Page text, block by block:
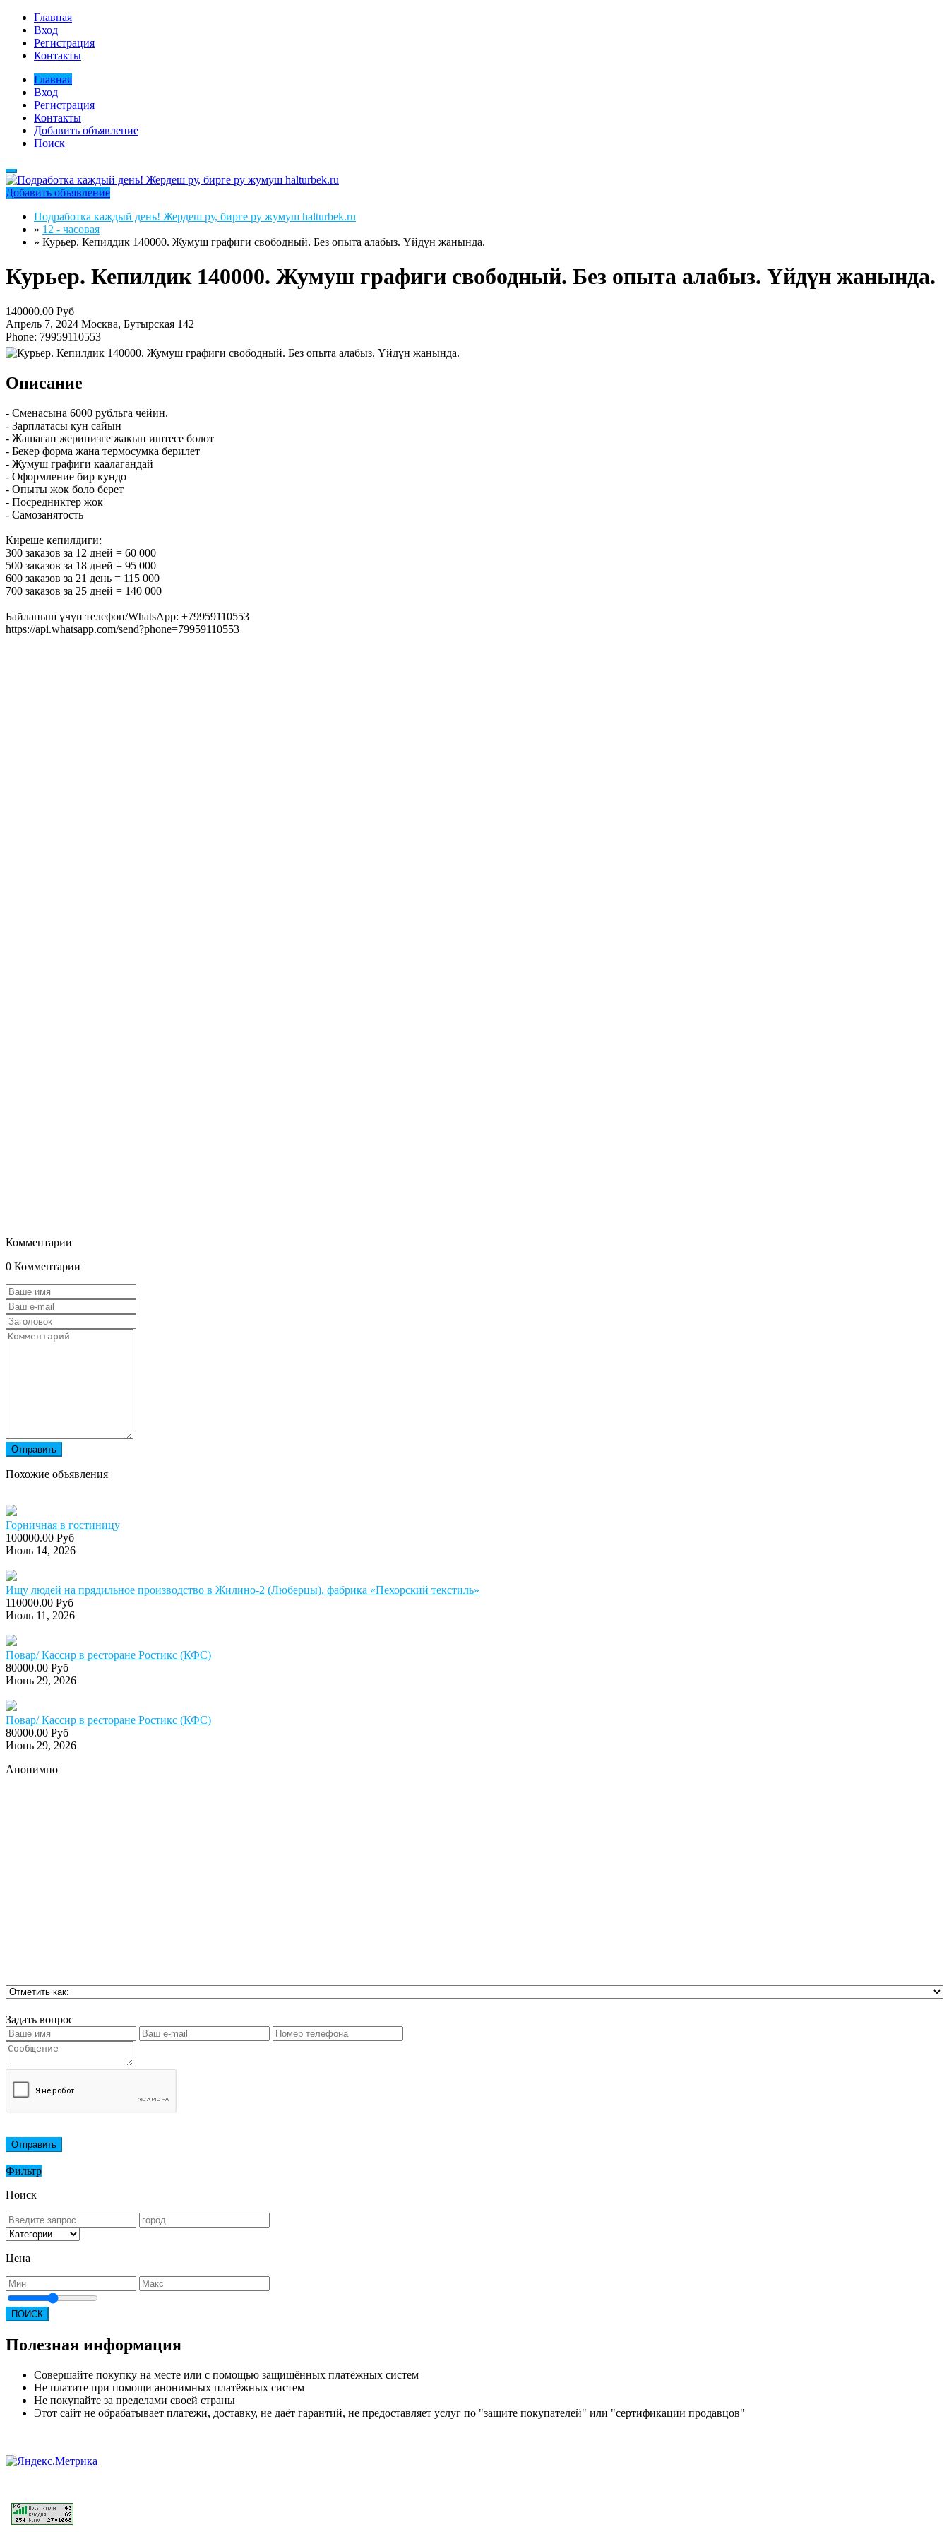
Главная
Вход
Регистрация
Контакты
Главная
Вход
Регистрация
Контакты
Добавить объявление
Поиск
Добавить объявление
Подработка каждый день! Жердеш ру, бирге ру жумуш halturbek.ru
» 12 - часовая
» Курьер. Кепилдик 140000. Жумуш графиги свободный. Без опыта алабыз. Үйдүн жанында.
Курьер. Кепилдик 140000. Жумуш графиги свободный. Без опыта алабыз. Үйдүн жанында.
140000.00 Руб
Апрель 7, 2024 Москва, Бутырская 142
Phone: 79959110553
Описание
- Сменасына 6000 рубльга чейин.
- Зарплатасы кун сайын
- Жашаган жеринизге жакын иштесе болот
- Бекер форма жана термосумка берилет
- Жумуш графиги каалагандай
- Оформление бир кундо
- Опыты жок боло берет
- Посредниктер жок
- Самозанятость
Киреше кепилдиги:
300 заказов за 12 дней = 60 000
500 заказов за 18 дней = 95 000
600 заказов за 21 день = 115 000
700 заказов за 25 дней = 140 000
Байланыш үчүн телефон/WhatsApp: +79959110553
https://api.whatsapp.com/send?phone=79959110553
Комментарии
0 Комментарии
Отправить
Похожие объявления
Горничная в гостиницу
100000.00 Руб
Июль 14, 2026
Ищу людей на прядильное производство в Жилино-2 (Люберцы), фабрика «Пехорский текстиль»
110000.00 Руб
Июль 11, 2026
Повар/ Кассир в ресторане Ростикс (КФС)
80000.00 Руб
Июнь 29, 2026
Повар/ Кассир в ресторане Ростикс (КФС)
80000.00 Руб
Июнь 29, 2026
Анонимно
Задать вопрос
Отправить
Фильтр
Поиск
Цена
ПОИСК
Полезная информация
Совершайте покупку на месте или с помощью защищённых платёжных систем
Не платите при помощи анонимных платёжных систем
Не покупайте за пределами своей страны
Этот сайт не обрабатывает платежи, доставку, не даёт гарантий, не предоставляет услуг по "защите покупателей" или "сертификации продавцов"